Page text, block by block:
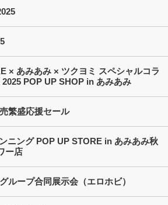
× あみあみ × ツクヨミ スペシャルコラ
POP UP SHOP in あみあみ
繁盛応援セール
ニング POP UP STORE in あみあみ秋
ー店
ループ合同展示会（エロホビ）